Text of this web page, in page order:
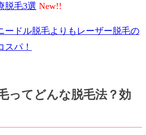
脱毛3選
ードル脱毛よりもレーザー脱毛の
スパ！
ってどんな脱毛法？効